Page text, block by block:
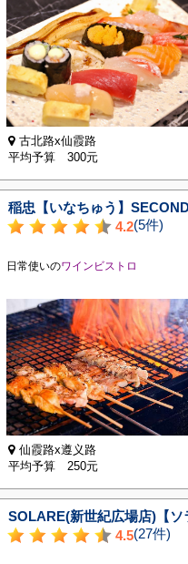
古北路x仙霞路
平均予算 300元
稲忠【いなちゅう】
4.2(5件)
日常使いのワインビストロ
仙霞路x遵义路
平均予算 250元
SOLARE(新世紀広場店)【ソ
4.5(27件)